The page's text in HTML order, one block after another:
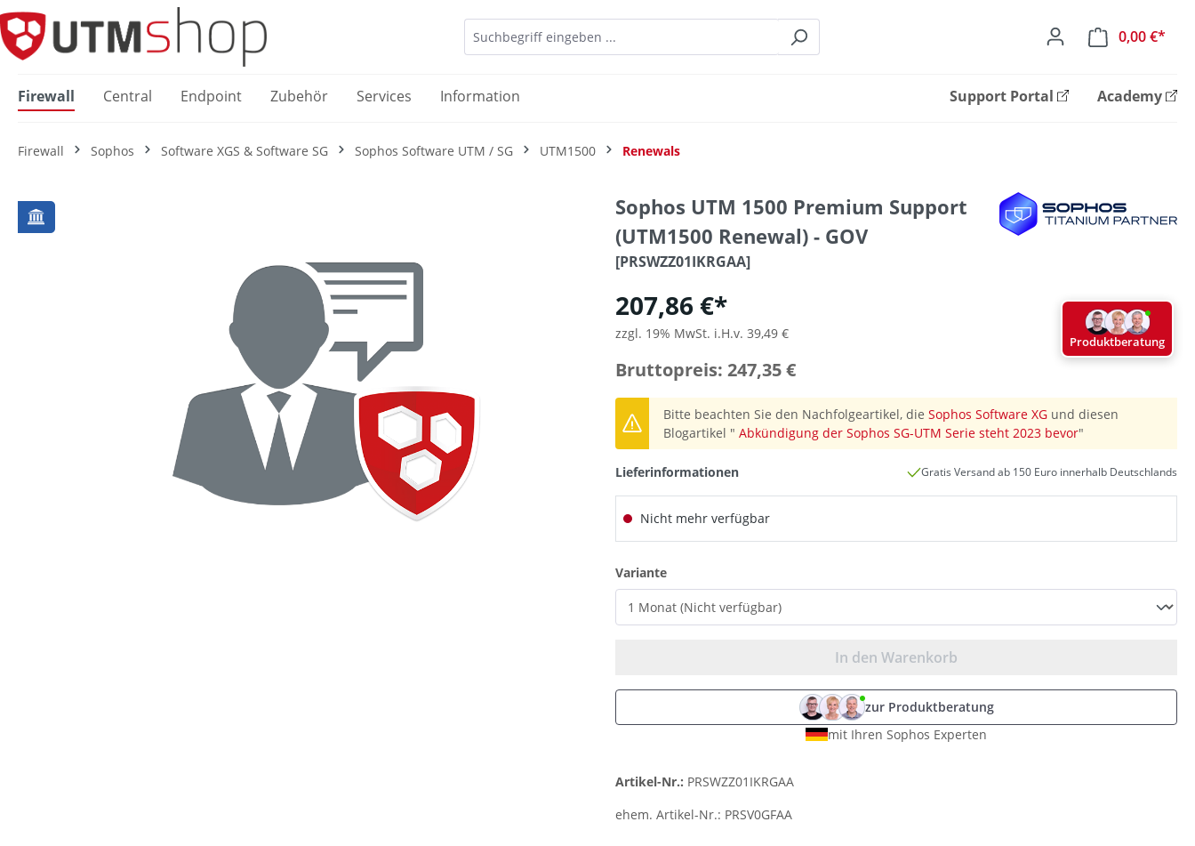
Zur Hauptnavigation springen
0,00 €*
Firewall Central Endpoint Zubehör Services Information Support Portal Academy
Firewall Sophos Software XGS & Software SG Sophos Software UTM / SG UTM1500 Renewals
Bildergalerie überspringen
Sophos UTM 1500 Premium Support
(UTM1500 Renewal) - GOV
[PRSWZZ01IKRGAA]
207,86 €*
zzgl. 19% MwSt. i.H.v. 39,49 €
Bruttopreis: 247,35 €
Bitte beachten Sie den Nachfolgeartikel, die Sophos Software XG und diesen
Blogartikel " Abkündigung der Sophos SG-UTM Serie steht 2023 bevor"
Lieferinformationen Gratis Versand ab 150 Euro innerhalb Deutschlands
Nicht mehr verfügbar
Varianteauswählen
In den Warenkorb
zur Produktberatung
mit Ihren Sophos Experten
Artikel-Nr.: PRSWZZ01IKRGAA
ehem. Artikel-Nr.: PRSV0GFAA
Produktberatung